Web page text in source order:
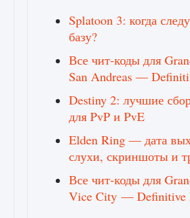
Splatoon 3: когда
базу?
Все чит-коды для
San Andreas —
Destiny 2: лучшие
для PvP и PvE
Elden Ring — дата
слухи, скриншоты и
Все чит-коды для
Vice City — Definitive